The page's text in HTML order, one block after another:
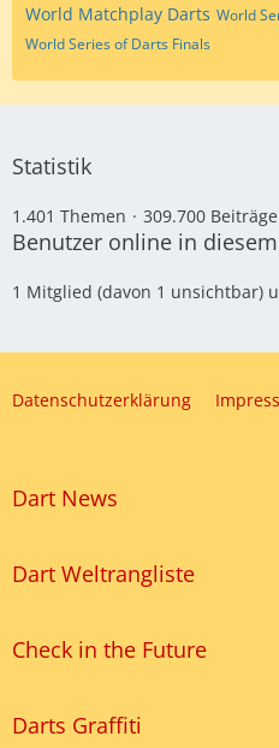
World Matchplay Darts World
World Series of Darts Finals
Statistik
1.401 Themen 309.700
Benutzer online in
1 Mitglied (davon 1 unsichtbar)
Datenschutzerklärung
Dart News
Dart Weltrangliste
Check in the Future
Darts Graffiti